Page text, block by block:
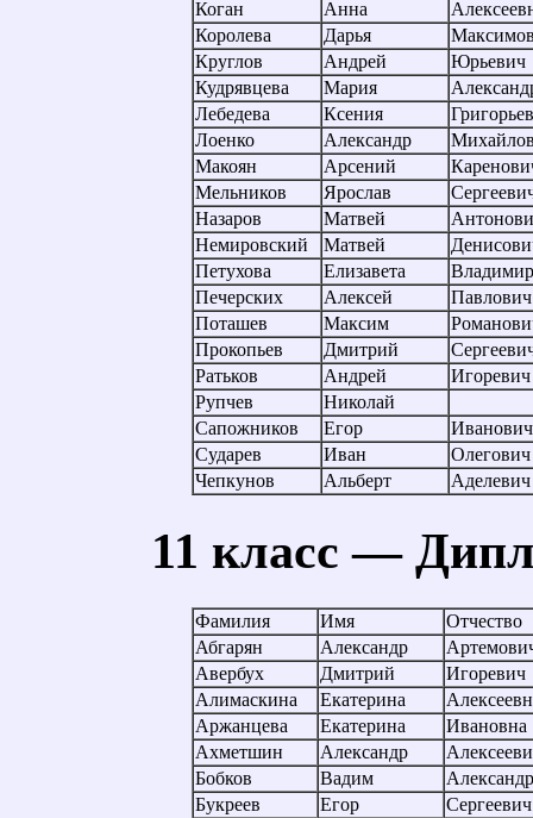
Коган Анна
Королева
Дарья
Круглов
Андрей
Юрьевич
Кудрявцева
Мария
Лебедева
Ксения
Лоенко
Александр
Макоян
Арсений
Мельников
Ярослав
Назаров
Матвей
Немировский
Матвей
Петухова
Елизавета
Печерских
Алексей
Павлович
Поташев
Максим
Прокопьев
Дмитрий
Ратьков
Андрей
Игоревич
Рупчев
Николай
Сапожников
Егор
Иванович
Сударев
Иван
Олегович
Чепкунов
Альберт Аделевич
11 класс —
Фамилия Имя
Отчество
Абгарян
Александр
Авербух
Дмитрий
Игоревич
Алимаскина
Екатерина
Аржанцева
Екатерина
Ивановна
Ахметшин
Александр
Бобков
Вадим
Букреев
Егор
Сергеевич